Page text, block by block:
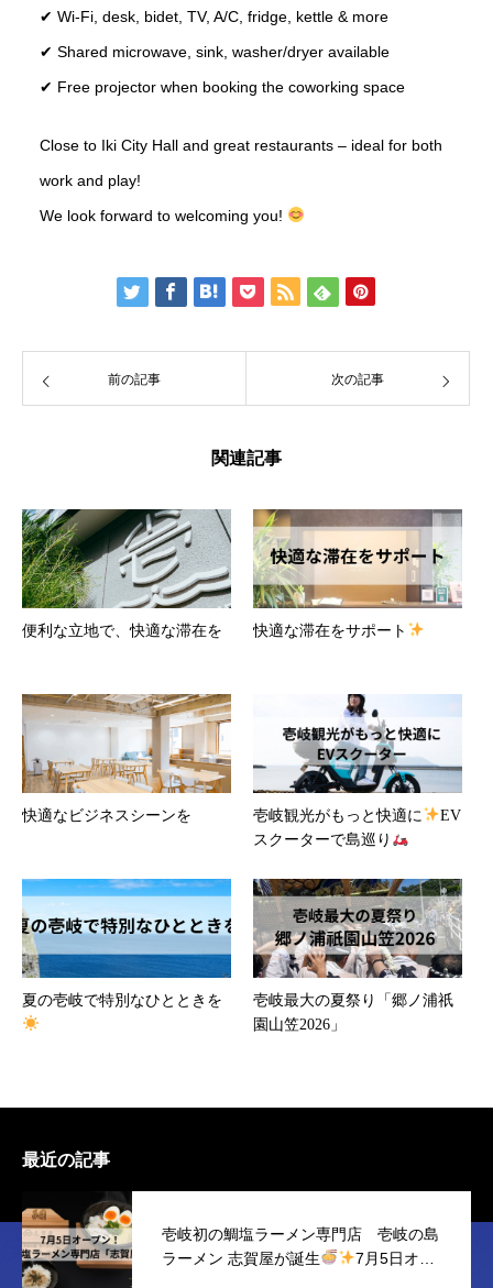
✔ Wi-Fi, desk, bidet, TV, A/C, fridge, kettle & more
✔ Shared microwave, sink, washer/dryer available
✔ Free projector when booking the coworking space
Close to Iki City Hall and great restaurants – ideal for both
work and play!
We look forward to welcoming you!
前の記事 次の記事
関連記事
便利な立地で、快適な滞在を 快適な滞在をサポート
快適なビジネスシーンを 壱岐観光がもっと快適に
EV
スクーターで島巡り
夏の壱岐で特別なひとときを
壱岐最大の夏祭り「郷ノ浦祇
園山笠2026」
最近の記事
壱岐初の鯛塩ラーメン専門店 壱岐の島
ラーメン 志賀屋が誕生
7月5日オー